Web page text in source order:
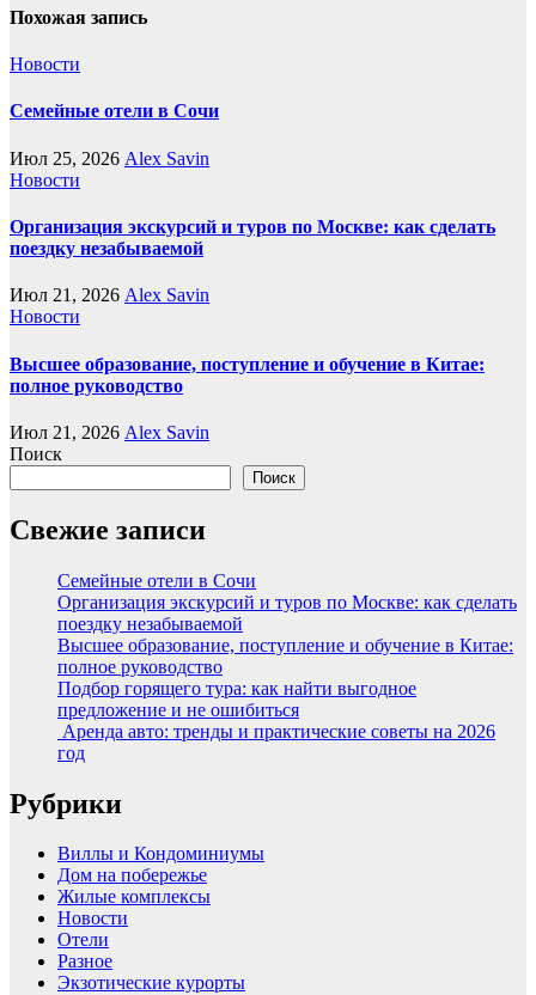
Похожая запись
Новости
Семейные отели в Сочи
Июл 25, 2026 Alex Savin
Новости
Организация экскурсий и туров по Москве: как сделать
поездку незабываемой
Июл 21, 2026 Alex Savin
Новости
Высшее образование, поступление и обучение в Китае:
полное руководство
Июл 21, 2026 Alex Savin
Поиск
Поиск
Свежие записи
Семейные отели в Сочи
Организация экскурсий и туров по Москве: как сделать
поездку незабываемой
Высшее образование, поступление и обучение в Китае:
полное руководство
Подбор горящего тура: как найти выгодное
предложение и не ошибиться
Аренда авто: тренды и практические советы на 2026
год
Рубрики
Виллы и Кондоминиумы
Дом на побережье
Жилые комплексы
Новости
Отели
Разное
Экзотические курорты